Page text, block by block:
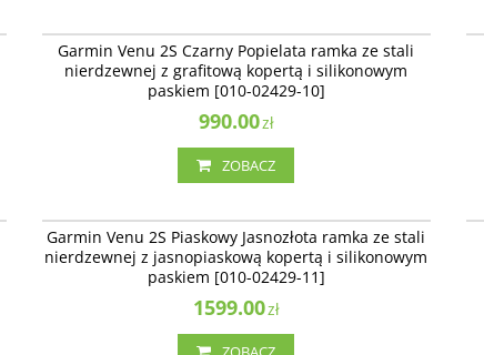
BESTSELLER
Garmin Venu 2S Czarny Popielata ramka ze stali
nierdzewnej z grafitową kopertą i silikonowym
paskiem [010-02429-10]
990.00zł
ZOBACZ
BESTSELLER
Garmin Venu 2S Piaskowy Jasnozłota ramka ze stali
nierdzewnej z jasnopiaskową kopertą i silikonowym
paskiem [010-02429-11]
1599.00zł